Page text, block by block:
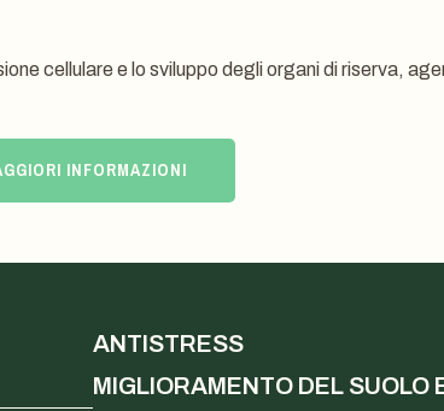
cellulare e lo sviluppo degli organi di riserva,
INFORMAZIONI
ANTISTRESS
MIGLIORAMENTO DEL SUOLO